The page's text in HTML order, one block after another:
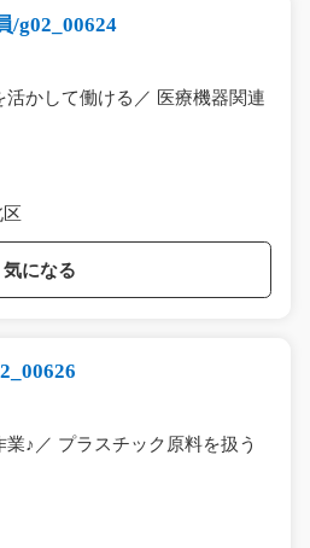
/g02_00624
活かして働ける／ 医療機器関連
気になる
♪／ プラスチック原料を扱う